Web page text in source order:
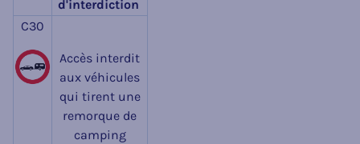
d'interdiction
C30
Accès interdit
aux véhicules
qui tirent une
remorque de
camping